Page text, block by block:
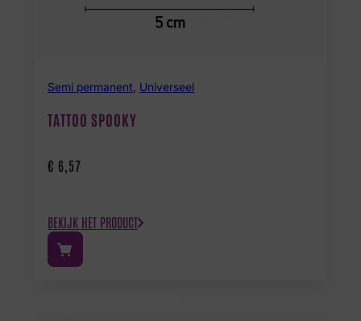
Semi permanent Universeel
TATTOO SPOOKY
€ 6,57
BEKIJK HET PRODUCT